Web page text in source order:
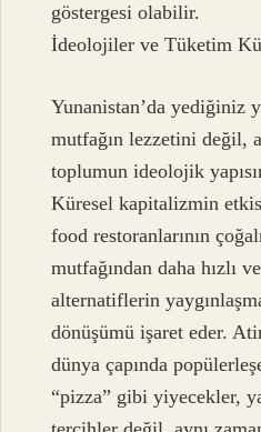
göstergesi olabilir.
İdeolojiler ve Tüketim
Yunanistan’da yediğiniz
mutfağın lezzetini değil,
toplumun ideolojik
Küresel kapitalizmin
food restoranlarının
mutfağından daha hızlı
alternatiflerin
dönüşümü işaret eder.
dünya çapında
“pizza” gibi yiyecekler,